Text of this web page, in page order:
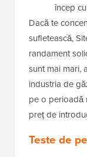
încep
Dacă te
sufletească,
randament
sunt mai mari,
industria de
pe o perioadă
preț de
Teste de